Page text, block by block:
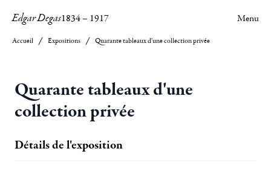
Edgar Degas1834– 1917 Menu
Accueil Expositions Quarante tableaux d'une collection privée
Quarante tableaux d'une
collection privée
Détails de l'exposition